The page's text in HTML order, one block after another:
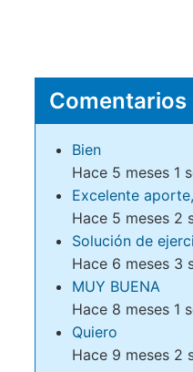
Bien
Hace 5 meses 1
Excelente
Hace 5 meses 2
Solución de
Hace 6 meses 3
MUY BUENA
Hace 8 meses 1
Quiero
Hace 9 meses 2